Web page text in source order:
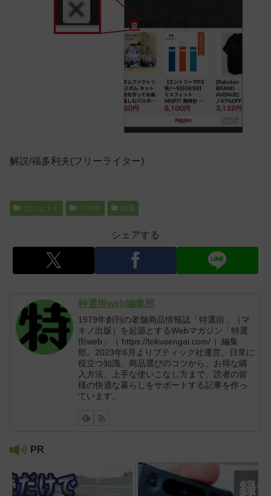
解説/福多利夫(フリーライター)
ガジェット スマホ 知識
シェアする
特選街web編集部
1979年創刊の老舗商品情報誌「特選街」（マ
キノ出版）を起源とするWebマガジン「特選
街web」（ https://tokusengai.com/ ）編集
部。2023年6月よりブティック社運営。日常に
役立つ知識、商品選びのコツから、お得な購
入方法、上手な使いこなし方まで、読者の皆
様の快適な暮らしをサポートする記事を作っ
ています。
PR